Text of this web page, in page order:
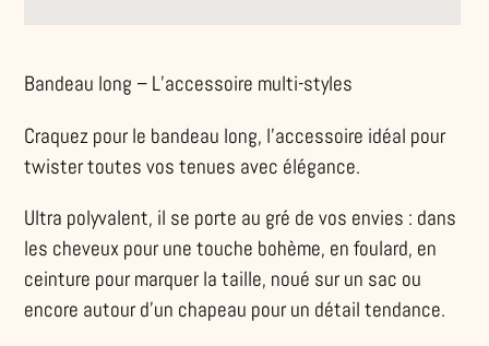
d'un
à
votre
panier
Bandeau long – L’accessoire multi-styles
Craquez pour le bandeau long, l’accessoire idéal pour
twister toutes vos tenues avec élégance.
Ultra polyvalent, il se porte au gré de vos envies : dans
les cheveux pour une touche bohème, en foulard, en
ceinture pour marquer la taille, noué sur un sac ou
encore autour d’un chapeau pour un détail tendance.